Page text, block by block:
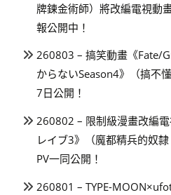
牌鍊金術師）將改編電視動
報公開中！
260803 – 搞笑動畫《Fate/
からないSeason4》（搞不
7日公開！
260802 – 限制級漫畫改編
レイブ3》（魔都精兵的奴
PV一同公開！
260801 – TYPE-